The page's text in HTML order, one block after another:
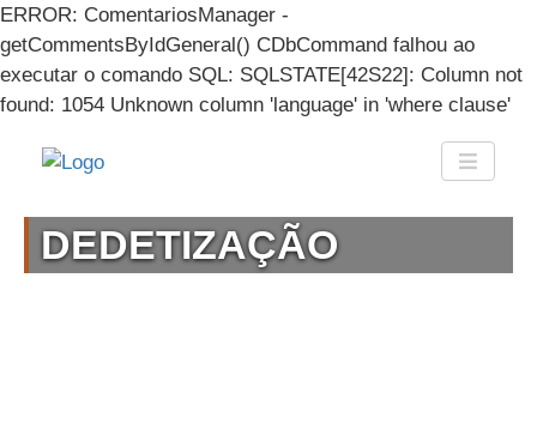
ERROR: ComentariosManager -
getCommentsByIdGeneral() CDbCommand falhou ao
executar o comando SQL: SQLSTATE[42S22]: Column not
found: 1054 Unknown column 'language' in 'where clause'
DEDETIZAÇÃO